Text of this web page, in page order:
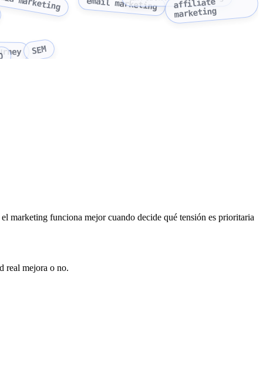
email marketing affiliate
marketing
SEM
marketing funciona mejor cuando decide qué tensión es prioritaria
real mejora o no.